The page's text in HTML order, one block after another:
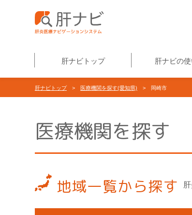
肝ナビトップ 肝ナビの
肝ナビトップ> 医療機関を探す(愛知県) > 岡崎市
医療機関を探す
地域一覧から探す